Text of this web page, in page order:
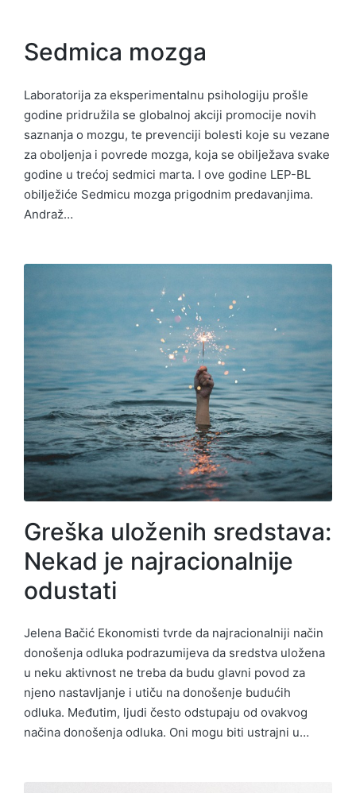
Sedmica mozga
Laboratorija za eksperimentalnu psihologiju prošle
godine pridružila se globalnoj akciji promocije novih
saznanja o mozgu, te prevenciji bolesti koje su vezane
za oboljenja i povrede mozga, koja se obilježava svake
godine u trećoj sedmici marta. I ove godine LEP-BL
obilježiće Sedmicu mozga prigodnim predavanjima.
Andraž…
Greška uloženih sredstava:
Nekad je najracionalnije
odustati
Jelena Bačić Ekonomisti tvrde da najracionalniji način
donošenja odluka podrazumijeva da sredstva uložena
u neku aktivnost ne treba da budu glavni povod za
njeno nastavljanje i utiču na donošenje budućih
odluka. Međutim, ljudi često odstupaju od ovakvog
načina donošenja odluka. Oni mogu biti ustrajni u…